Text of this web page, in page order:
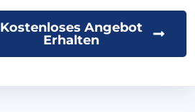
Kostenloses Angebot
Erhalten